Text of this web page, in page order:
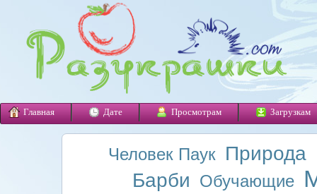
Главная Дате Просмотрам Загрузкам
Человек Паук Природа
Барби Обучающие